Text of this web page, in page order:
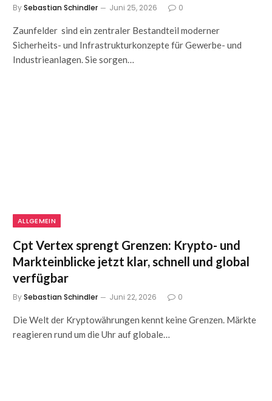
BySebastian Schindler Juni 25, 2026 0
Zaunfelder sind ein zentraler Bestandteil moderner
Sicherheits- und Infrastrukturkonzepte für Gewerbe- und
Industrieanlagen. Sie sorgen…
ALLGEMEIN
Cpt Vertex sprengt Grenzen: Krypto- und
Markteinblicke jetzt klar, schnell und global
verfügbar
BySebastian Schindler Juni 22, 2026 0
Die Welt der Kryptowährungen kennt keine Grenzen. Märkte
reagieren rund um die Uhr auf globale…